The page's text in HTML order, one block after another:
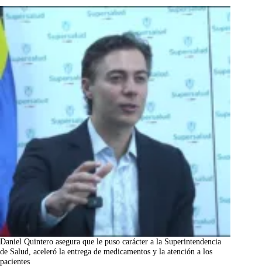
Daniel Quintero asegura que le puso carácter a la Superintendencia
de Salud, aceleró la entrega de medicamentos y la atención a los
pacientes